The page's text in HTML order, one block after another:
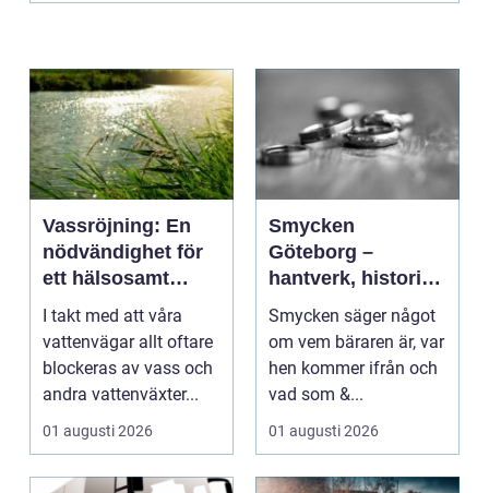
Vassröjning: En
nödvändighet för
ett hälsosamt
vattenlandskap
I takt med att våra
vattenvägar allt oftare
blockeras av vass och
andra vattenväxter...
01 augusti 2026
Smycken
Göteborg –
hantverk, historia
och personligt
uttryck
Smycken säger något
om vem bäraren är, var
hen kommer ifrån och
vad som &...
01 augusti 2026